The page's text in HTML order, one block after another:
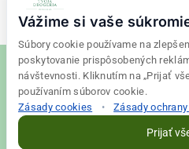
Pridať do košíka
Vážime si vaše
Súbory cookie používame na
poskytovanie prispôsobených
návštevnosti. Kliknutím na „Prijať
používaním súborov cookie.
Zásady cookies
• Zásady
Prijať